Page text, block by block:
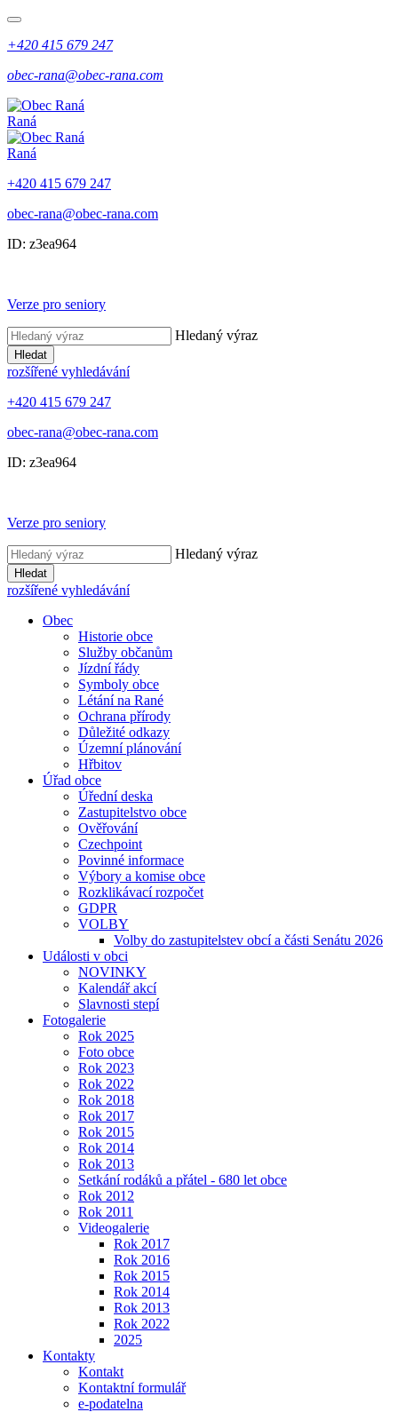
+420 415 679 247
obec-rana@obec-rana.com
Raná
Raná
+420 415 679 247
obec-rana@obec-rana.com
ID: z3ea964
Verze pro seniory
Hledaný výraz
Hledat
rozšířené vyhledávání
+420 415 679 247
obec-rana@obec-rana.com
ID: z3ea964
Verze pro seniory
Hledaný výraz
Hledat
rozšířené vyhledávání
Obec
Historie obce
Služby občanům
Jízdní řády
Symboly obce
Létání na Rané
Ochrana přírody
Důležité odkazy
Územní plánování
Hřbitov
Úřad obce
Úřední deska
Zastupitelstvo obce
Ověřování
Czechpoint
Povinné informace
Výbory a komise obce
Rozklikávací rozpočet
GDPR
VOLBY
Volby do zastupitelstev obcí a části Senátu 2026
Události v obci
NOVINKY
Kalendář akcí
Slavnosti stepí
Fotogalerie
Rok 2025
Foto obce
Rok 2023
Rok 2022
Rok 2018
Rok 2017
Rok 2015
Rok 2014
Rok 2013
Setkání rodáků a přátel - 680 let obce
Rok 2012
Rok 2011
Videogalerie
Rok 2017
Rok 2016
Rok 2015
Rok 2014
Rok 2013
Rok 2022
2025
Kontakty
Kontakt
Kontaktní formulář
e-podatelna